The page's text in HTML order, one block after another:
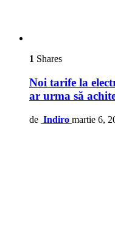
1 Shares
Noi tarife la
ar urma să
de Indiro martie 6,